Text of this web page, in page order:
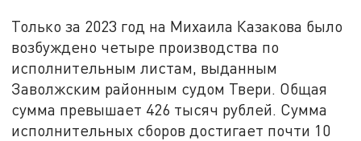
Только за 2023 год на Михаила Казакова было
возбуждено четыре производства по
исполнительным листам, выданным
Заволжским районным судом Твери. Общая
сумма превышает 426 тысяч рублей. Сумма
исполнительных сборов достигает почти 10